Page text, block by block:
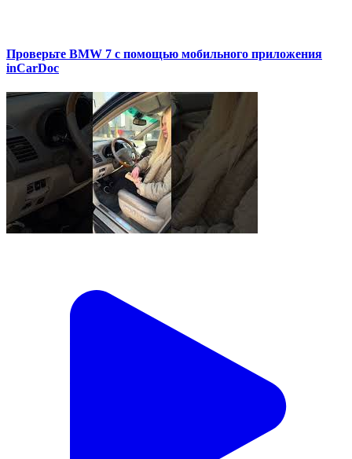
Проверьте BMW 7 с помощью мобильного приложения
inCarDoc